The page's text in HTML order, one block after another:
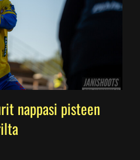
nappasi pisteen